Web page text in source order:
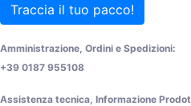
Traccia il tuo pacco!
Amministrazione, Ordini e Spedizioni:
+39 0187 955108
Assistenza tecnica, Informazione